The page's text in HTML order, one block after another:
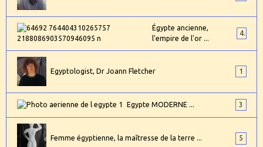
Égypte ancienne,
l'empire de l'or ...
4
Egyptologist, Dr Joann Fletcher 1
Egypte MODERNE ... 3
Femme égyptienne, la maîtresse de la terre ... 5